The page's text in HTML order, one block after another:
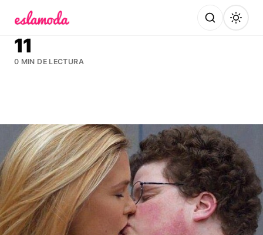
11
0 MIN DE LECTURA